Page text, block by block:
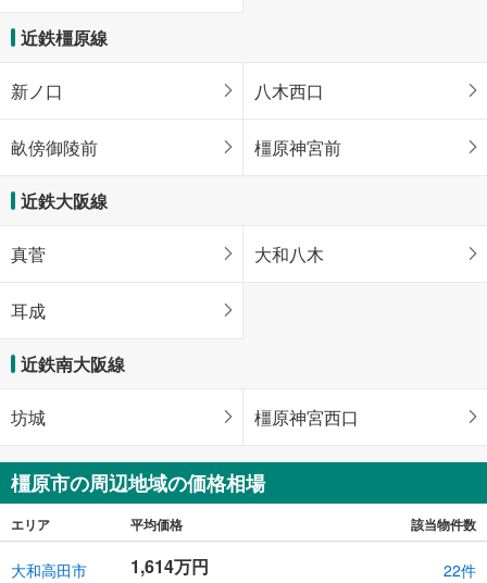
近鉄橿原線
新ノ口 八木西口
畝傍御陵前 橿原神宮前
近鉄大阪線
真菅 大和八木
耳成
近鉄南大阪線
坊城 橿原神宮西口
橿原市の周辺地域の価格相場
エリア 平均価格 該当物件数
大和高田市 1,614万円 22件